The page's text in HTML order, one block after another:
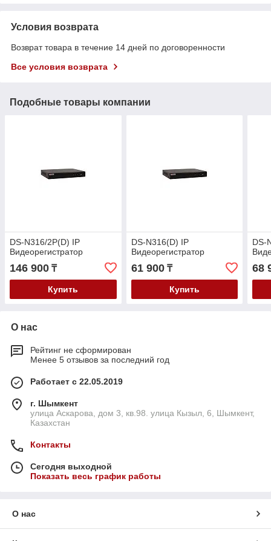
Условия возврата
Возврат товара в течение 14 дней по договоренности
Все условия возврата
Подобные товары компании
DS-N316/2P(D) IP
Видеорегистратор
146 900 ₸
Купить
DS-N316(D) IP
Видеорегистратор
61 900₸
Купить
DS-
68
О нас
Рейтинг не сформирован
Менее 5 отзывов за последний год
Работает с 22.05.2019
г. Шымкент
улица Аскарова, дом 3, кв.98. улица Кызыл, 6, Шымкент,
Казахстан
Контакты
Сегодня выходной
Показать весь график работы
О нас